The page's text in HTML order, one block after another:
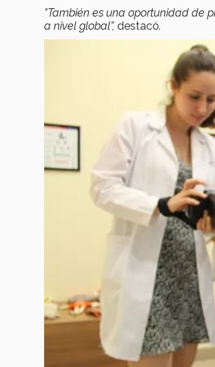
"También es una oportunidad de
a nivel global”, destacó.